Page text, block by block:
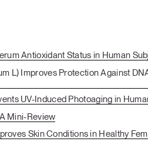
Antioxidant Status in Human
L) Improves Protection Against
UV-Induced Photoaging in
Mini-Review
Skin Conditions in Healthy